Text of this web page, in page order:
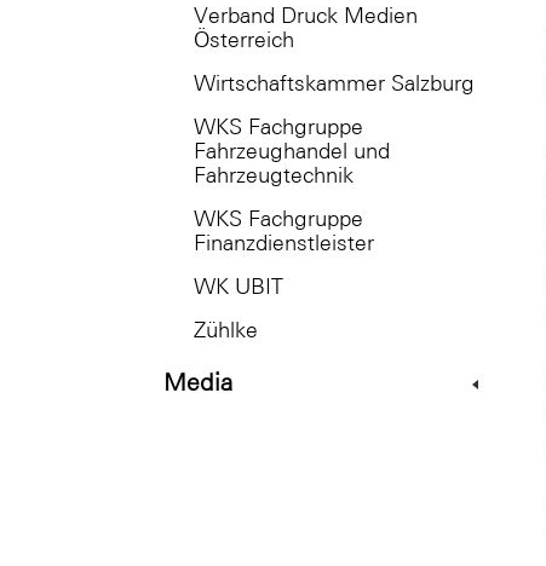
Verband Druck Medien
Österreich
Wirtschaftskammer Salzburg
WKS Fachgruppe
Fahrzeughandel und
Fahrzeugtechnik
WKS Fachgruppe
Finanzdienstleister
WK UBIT
Zühlke
Media